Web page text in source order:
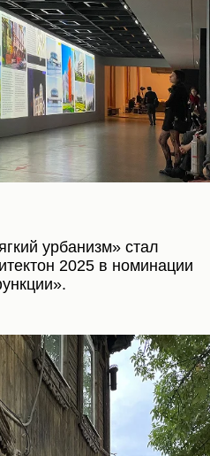
урбанизм» стал
2025 в номинации